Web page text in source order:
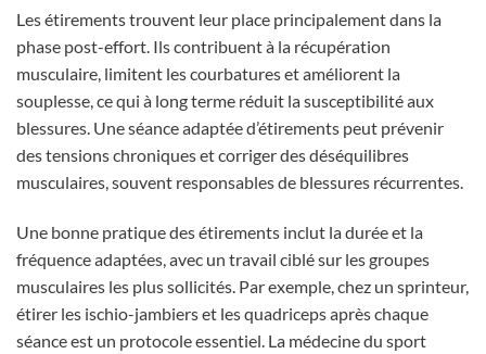
Les étirements trouvent leur place principalement dans la
phase post-effort. Ils contribuent à la récupération
musculaire, limitent les courbatures et améliorent la
souplesse, ce qui à long terme réduit la susceptibilité aux
blessures. Une séance adaptée d’étirements peut prévenir
des tensions chroniques et corriger des déséquilibres
musculaires, souvent responsables de blessures récurrentes.
Une bonne pratique des étirements inclut la durée et la
fréquence adaptées, avec un travail ciblé sur les groupes
musculaires les plus sollicités. Par exemple, chez un sprinteur,
étirer les ischio-jambiers et les quadriceps après chaque
séance est un protocole essentiel. La médecine du sport